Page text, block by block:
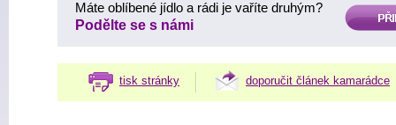
PŘIDAT
Máte oblíbené jídlo a rádi je vaříte druhým?
Podělte se s námi
tisk stránky doporučit článek kamarádce